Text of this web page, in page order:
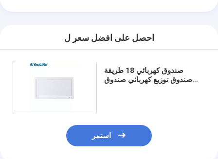
احصل على افضل سعر ل
صندوق كهربائي 18 طريقة
صندوق توزيع كهربائي صندوق
استمر